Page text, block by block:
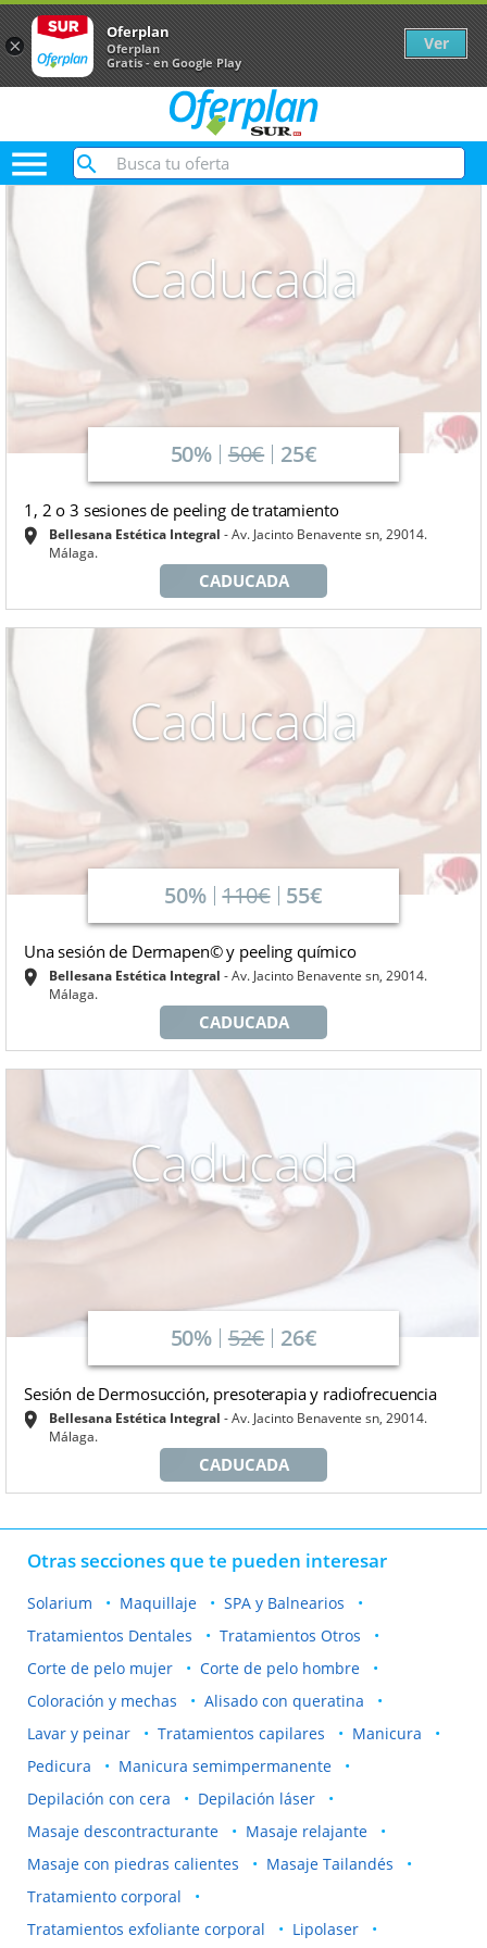

Caducada
50% 50€ 25€
1, 2 o 3 sesiones de peeling de tratamiento
Bellesana Estética Integral
Av. Jacinto Benavente sn, 29014.
Málaga.
CADUCADA
Caducada
50% 110€ 55€
Una sesión de Dermapen© y peeling químico
Bellesana Estética Integral
Av. Jacinto Benavente sn, 29014.
Málaga.
CADUCADA
Caducada
50% 52€ 26€
Sesión de Dermosucción, presoterapia y radiofrecuencia
Bellesana Estética Integral
Av. Jacinto Benavente sn, 29014.
Málaga.
CADUCADA
Otras secciones que te pueden interesar
Solarium Maquillaje
SPA y Balnearios
Tratamientos Dentales
Tratamientos Otros
Corte de pelo mujer
Corte de pelo hombre
Coloración y mechas
Alisado con queratina
Lavar y peinar
Tratamientos capilares
Manicura
Pedicura
Manicura semimpermanente
Depilación con cera
Depilación láser
Masaje descontracturante
Masaje relajante
Masaje con piedras calientes
Masaje Tailandés
Tratamiento corporal
Tratamientos exfoliante corporal
Lipolaser
×
Oferplan
Oferplan
Gratis - en Google Play
Ver